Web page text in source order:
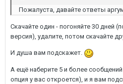
Пожалуста, давайте ответы
Скачайте один - погоняйте 30 дней
версия), удалите, потом скачайте
И душа вам подскажет.
А ещё наберите 5 и более
опция у вас откроется), и я вам